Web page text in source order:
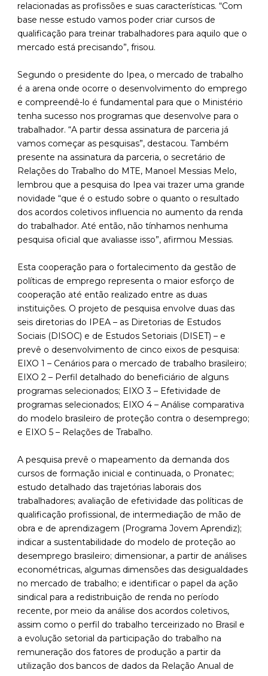
relacionadas as profissões e suas características. “Com
base nesse estudo vamos poder criar cursos de
qualificação para treinar trabalhadores para aquilo que o
mercado está precisando”, frisou.
Segundo o presidente do Ipea, o mercado de trabalho
é a arena onde ocorre o desenvolvimento do emprego
e compreendê-lo é fundamental para que o Ministério
tenha sucesso nos programas que desenvolve para o
trabalhador. “A partir dessa assinatura de parceria já
vamos começar as pesquisas”, destacou. Também
presente na assinatura da parceria, o secretário de
Relações do Trabalho do MTE, Manoel Messias Melo,
lembrou que a pesquisa do Ipea vai trazer uma grande
novidade “que é o estudo sobre o quanto o resultado
dos acordos coletivos influencia no aumento da renda
do trabalhador. Até então, não tínhamos nenhuma
pesquisa oficial que avaliasse isso”, afirmou Messias.
Esta cooperação para o fortalecimento da gestão de
políticas de emprego representa o maior esforço de
cooperação até então realizado entre as duas
instituições. O projeto de pesquisa envolve duas das
seis diretorias do IPEA – as Diretorias de Estudos
Sociais (DISOC) e de Estudos Setoriais (DISET) – e
prevê o desenvolvimento de cinco eixos de pesquisa:
EIXO 1 – Cenários para o mercado de trabalho brasileiro;
EIXO 2 – Perfil detalhado do beneficiário de alguns
programas selecionados; EIXO 3 – Efetividade de
programas selecionados; EIXO 4 – Análise comparativa
do modelo brasileiro de proteção contra o desemprego;
e EIXO 5 – Relações de Trabalho.
A pesquisa prevê o mapeamento da demanda dos
cursos de formação inicial e continuada, o Pronatec;
estudo detalhado das trajetórias laborais dos
trabalhadores; avaliação de efetividade das políticas de
qualificação profissional, de intermediação de mão de
obra e de aprendizagem (Programa Jovem Aprendiz);
indicar a sustentabilidade do modelo de proteção ao
desemprego brasileiro; dimensionar, a partir de análises
econométricas, algumas dimensões das desigualdades
no mercado de trabalho; e identificar o papel da ação
sindical para a redistribuição de renda no período
recente, por meio da análise dos acordos coletivos,
assim como o perfil do trabalho terceirizado no Brasil e
a evolução setorial da participação do trabalho na
remuneração dos fatores de produção a partir da
utilização dos bancos de dados da Relação Anual de